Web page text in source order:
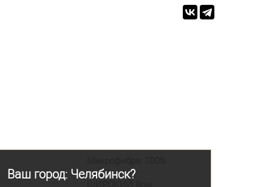
Ваш город: Челябинск?